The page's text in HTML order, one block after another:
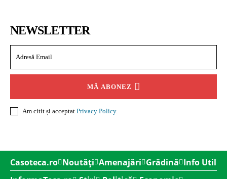
NEWSLETTER
MĂ ABONEZ
Am citit și acceptat Privacy Policy.
Casoteca.ro Noutăți Amenajări Grădină Info Util